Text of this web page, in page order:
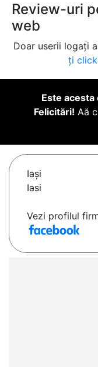
Review-uri
web
Doar userii logați
ți
Este
Felicitări! Aă
Iaşi
Iasi
Vezi profilul